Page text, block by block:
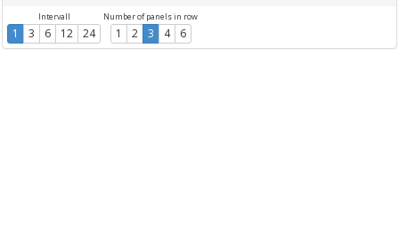
Intervall
1 3 6 12 24
Number of panels in row
1 2 3 4 6